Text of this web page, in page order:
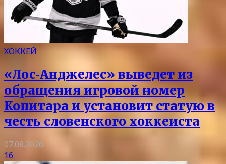
ХОККЕЙ
«Лос‑Анджелес» выведет из
обращения игровой номер
Копитара и установит статую в
честь словенского хоккеиста
07.08.2026
16